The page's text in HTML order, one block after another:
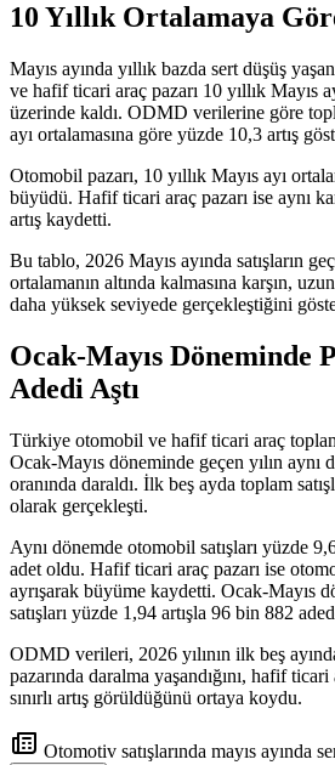
10 Yıllık Ortalamaya
Mayıs ayında yıllık bazda sert düşüş
ve hafif ticari araç pazarı 10 yıllık Mayıs
üzerinde kaldı. ODMD verilerine göre
ayı ortalamasına göre yüzde 10,3 artış
Otomobil pazarı, 10 yıllık Mayıs ayı
büyüdü. Hafif ticari araç pazarı ise aynı
artış kaydetti.
Bu tablo, 2026 Mayıs ayında satışların
ortalamanın altında kalmasına karşın,
daha yüksek seviyede gerçekleştiğini
Ocak-Mayıs Döneminde
Adedi Aştı
Türkiye otomobil ve hafif ticari araç toplam
Ocak-Mayıs döneminde geçen yılın aynı
oranında daraldı. İlk beş ayda toplam
olarak gerçekleşti.
Aynı dönemde otomobil satışları yüzde
adet oldu. Hafif ticari araç pazarı ise
ayrışarak büyüme kaydetti. Ocak-Mayıs
satışları yüzde 1,94 artışla 96 bin 882
ODMD verileri, 2026 yılının ilk beş
pazarında daralma yaşandığını, hafif
sınırlı artış görüldüğünü ortaya koydu.
Otomotiv satışlarında mayıs ayında